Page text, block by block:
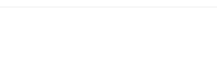
따라 여권 신청…
등 120여명이 정보기술(IT) 산업
대상' 대상 시상식에서 단체장 부문